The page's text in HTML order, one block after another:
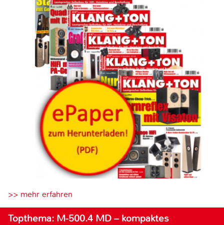
>> mehr erfahren
Topthema: M-500.4 MD – kompaktes